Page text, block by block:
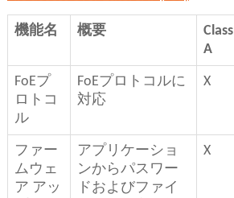
機能名 概要
Class
A
FoEプ
ロトコ
ル
FoEプロトコルに
対応
X
ファー
ムウェ
ア アッ
アプリケーショ
ンからパスワー
ドおよびファイ
X